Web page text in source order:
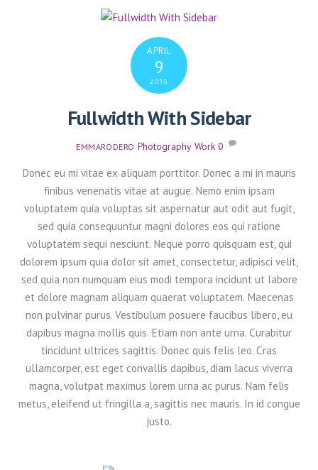
APRIL
9
2015
Fullwidth With Sidebar
EMMARODERO Photography,Work 0
Donec eu mi vitae ex aliquam porttitor. Donec a mi in mauris
finibus venenatis vitae at augue. Nemo enim ipsam
voluptatem quia voluptas sit aspernatur aut odit aut fugit,
sed quia consequuntur magni dolores eos qui ratione
voluptatem sequi nesciunt. Neque porro quisquam est, qui
dolorem ipsum quia dolor sit amet, consectetur, adipisci velit,
sed quia non numquam eius modi tempora incidunt ut labore
et dolore magnam aliquam quaerat voluptatem. Maecenas
non pulvinar purus. Vestibulum posuere faucibus libero, eu
dapibus magna mollis quis. Etiam non ante urna. Curabitur
tincidunt ultrices sagittis. Donec quis felis leo. Cras
ullamcorper, est eget convallis dapibus, diam lacus viverra
magna, volutpat maximus lorem urna ac purus. Nam felis
metus, eleifend ut fringilla a, sagittis nec mauris. In id congue
justo.